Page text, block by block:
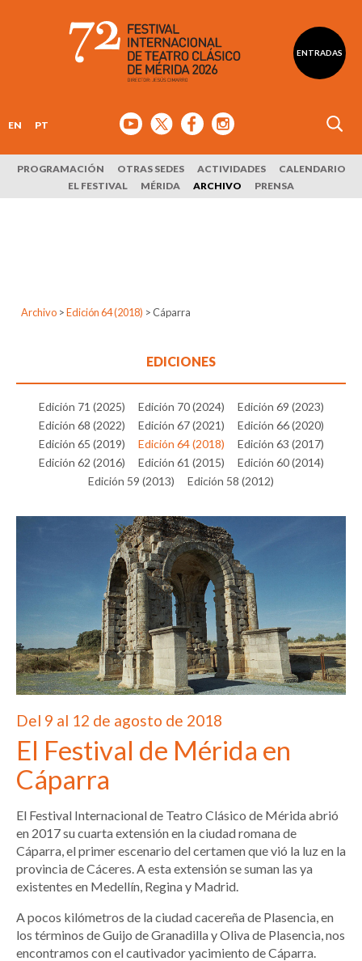
ENTRADAS
EN PT
PROGRAMACIÓN OTRAS SEDES ACTIVIDADES
CALENDARIO
EL FESTIVAL
MÉRIDA ARCHIVO PRENSA
Archivo > Edición 64 (2018) >Cáparra
EDICIONES
Edición 71 (2025) Edición 70 (2024)
Edición 69 (2023)
Edición 68 (2022)
Edición 67 (2021)
Edición 66 (2020)
Edición 65 (2019)
Edición 64 (2018)
Edición 63 (2017)
Edición 62 (2016)
Edición 61 (2015)
Edición 60 (2014)
Edición 59 (2013)
Edición 58 (2012)
Del 9 al 12 de agosto de 2018
El Festival de Mérida en
Cáparra
El Festival Internacional de Teatro Clásico de Mérida abrió
en 2017 su cuarta extensión en la ciudad romana de
Cáparra, el primer escenario del certamen que vió la luz en la
provincia de Cáceres. A esta extensión se suman las ya
existentes en Medellín, Regina y Madrid.
A pocos kilómetros de la ciudad cacereña de Plasencia, en
los términos de Guijo de Granadilla y Oliva de Plasencia, nos
encontramos con el cautivador yacimiento de Cáparra.